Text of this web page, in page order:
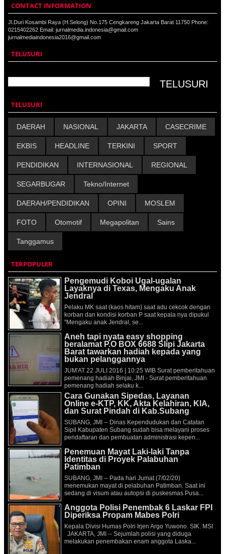
CONTACT INFORMATION
Jl.Duri Kosambi Raya (H.Selong) No.175 Cengkareng Jakarta Barat 11750 Phone:
0215402262 Email: jurnalmedia.indonesia@gmail.com
jurnalmediaindonesia2016@gmail.com
TELUSURI
TELUSURI
DAERAH NASIONAL JAKARTA CASECRIME
EKBIS HEADLINE TERKINI SPORT
PENDIDIKAN INTERNASIONAL REGIONAL
SEGARBUGAR Tekno/Internet
DAERAH/PENDIDIKAN OPINI MOSLEM
FOTO Otomotif Megapolitan Sains
Tanggamus
TERPOPULER
Pengemudi Koboi Ugal-ugalan
Layaknya di Texas, Mengaku Anak
Jendral
Pelaku MK saat (kaos hitam) saat adu cekcok dengan
korban dan kondisi korban P saat kepala nya dipukul
"Mengaku anak Jendral, se...
Aneh tapi nyata easy shopping
beralamat P.O BOX 6688 Slipi Jakarta
Barat tawarkan hadiah kepada yang
bukan pelanggannya
JUM'AT 22 JULI 2016 | 10:25 WIB Surat pemberitahuan
pemenang hadiah Binjai, JMI - Surat pemberitahuan
pemenang hadiah selaku k...
Cara Gunakan Sipedas, Layanan
Online e-KTP, KK, Akta Kelahiran, KIA,
dan Surat Pindah di Kab.Subang
SUBANG, JMI -- Dinas Kependudukan dan Catatan
Sipil Kabupaten Subang sudah bisa melayani proses
pendaftaran dan pembuatan administrasi kepen...
Penemuan Mayat Laki-laki Tanpa
Identitas di Proyek Palabuhan
Patimban
SUBANG, JMI -- Pada hari Jumat (7/02/20)
menemukan mayat di pelabuhan Patimban. Saat ini
sedang di visum atau autopsi di puskesmas Pusa...
Anggota Polisi Penembak 6 Laskar FPI
Diperiksa Propam Mabes Polri
Kepala Divisi Humas Polri Irjen Argo Yuwono. SIK. MSI
JAKARTA, JMI -- Sejumlah polisi yang diduga
melakukan penembakan enam anggota Laska...